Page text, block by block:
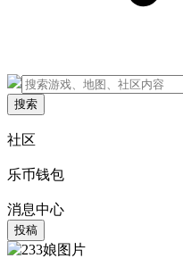
搜索
社区
乐币钱包
消息中心
投稿